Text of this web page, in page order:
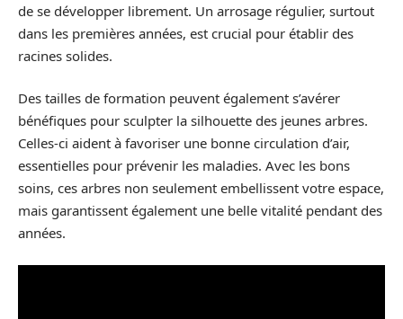
de se développer librement. Un arrosage régulier, surtout
dans les premières années, est crucial pour établir des
racines solides.
Des tailles de formation peuvent également s’avérer
bénéfiques pour sculpter la silhouette des jeunes arbres.
Celles-ci aident à favoriser une bonne circulation d’air,
essentielles pour prévenir les maladies. Avec les bons
soins, ces arbres non seulement embellissent votre espace,
mais garantissent également une belle vitalité pendant des
années.